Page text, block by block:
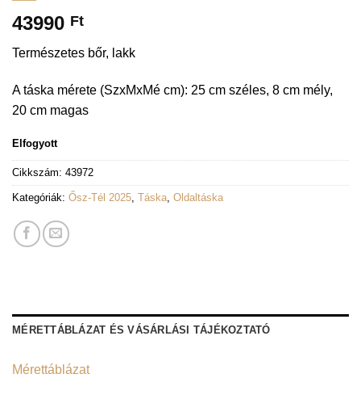
43990 Ft
Természetes bőr, lakk
A táska mérete (SzxMxMé cm): 25 cm széles, 8 cm mély,
20 cm magas
Elfogyott
Cikkszám: 43972
Kategóriák: Ősz-Tél 2025, Táska, Oldaltáska
MÉRETTÁBLÁZAT ÉS VÁSÁRLÁSI TÁJÉKOZTATÓ
Mérettáblázat